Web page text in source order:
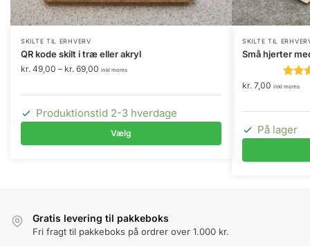
SKILTE TIL ERHVERV
QR kode skilt i træ eller akryl
kr. 49,00 – kr. 69,00 Prisinterval:
til
kr. 69,00
inkl moms
Produktionstid 2-3 hverdage
Vælg
Dette
vare
har
flere
varianter.
Mulighederne
kan
SKILTE TIL
Små hjerter
kr. 7,00 inkl moms
På lager
Gratis levering til pakkeboks
Fri fragt til pakkeboks på ordrer over 1.000 kr.